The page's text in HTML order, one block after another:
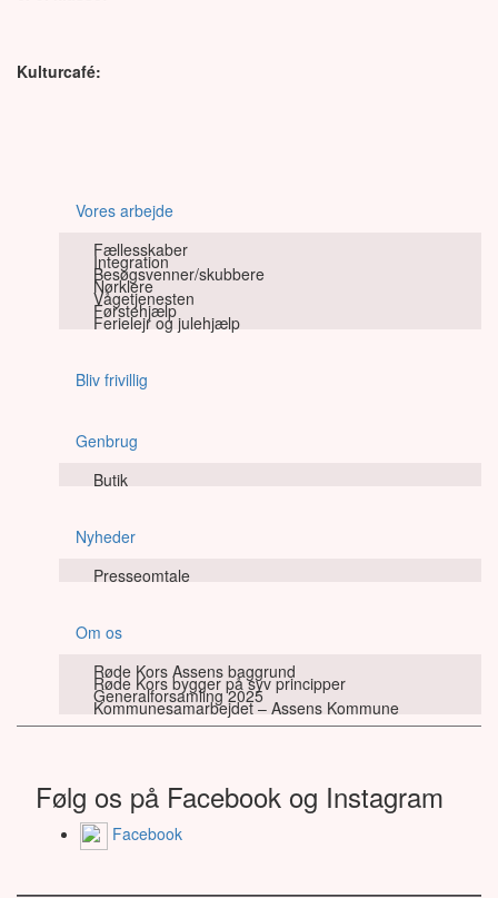
Kulturcafé:
Vores arbejde
Fællesskaber
Integration
Besøgsvenner/skubbere
Nørklere
Vågetjenesten
Førstehjælp
Ferielejr og julehjælp
Bliv frivillig
Genbrug
Butik
Nyheder
Presseomtale
Om os
Røde Kors Assens baggrund
Røde Kors bygger på syv principper
Generalforsamling 2025
Kommunesamarbejdet – Assens Kommune
Følg os på Facebook og Instagram
Facebook